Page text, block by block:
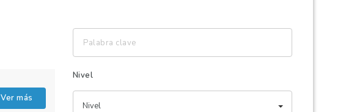
Ver más
clave
Nivel
Nivel